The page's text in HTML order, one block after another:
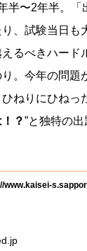
半〜2年半。「
、試験当日も
るべきハード
。今年の問題
ねりにひねっ
？”と独特の
www.kaisei-